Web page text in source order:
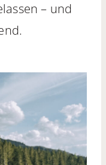
– und